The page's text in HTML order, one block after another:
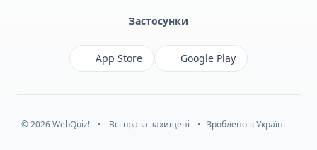
Застосунки
App Store Google Play
© 2026 WebQuiz! • Всі права захищені • Зроблено в Україні